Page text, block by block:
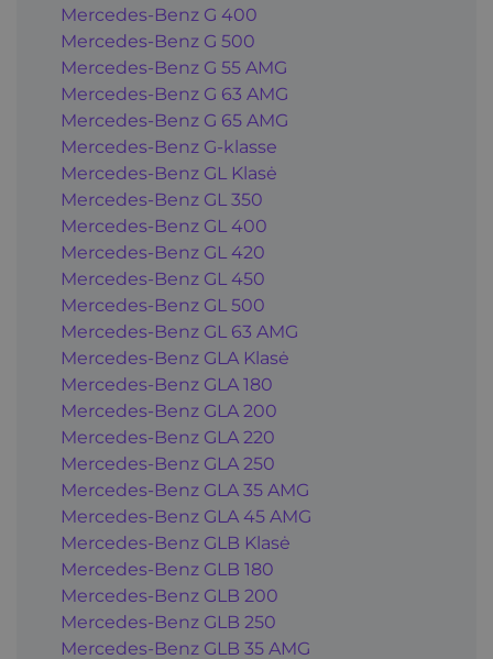
Mercedes-Benz G 400
Mercedes-Benz G 500
Mercedes-Benz G 55 AMG
Mercedes-Benz G 63 AMG
Mercedes-Benz G 65 AMG
Mercedes-Benz G-klasse
Mercedes-Benz GL Klasė
Mercedes-Benz GL 350
Mercedes-Benz GL 400
Mercedes-Benz GL 420
Mercedes-Benz GL 450
Mercedes-Benz GL 500
Mercedes-Benz GL 63 AMG
Mercedes-Benz GLA Klasė
Mercedes-Benz GLA 180
Mercedes-Benz GLA 200
Mercedes-Benz GLA 220
Mercedes-Benz GLA 250
Mercedes-Benz GLA 35 AMG
Mercedes-Benz GLA 45 AMG
Mercedes-Benz GLB Klasė
Mercedes-Benz GLB 180
Mercedes-Benz GLB 200
Mercedes-Benz GLB 250
Mercedes-Benz GLB 35 AMG